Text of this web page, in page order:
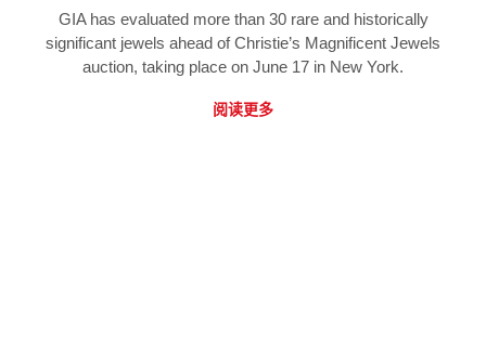
GIA has evaluated more than 30 rare and historically
significant jewels ahead of Christie’s Magnificent Jewels
auction, taking place on June 17 in New York.
阅读更多